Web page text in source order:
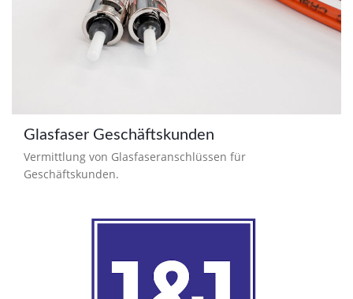
Glasfaser Geschäftskunden
Vermittlung von Glasfaseranschlüssen für
Geschäftskunden.